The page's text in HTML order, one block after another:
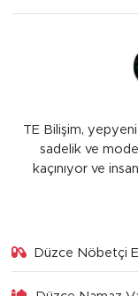
TE Bilişim,
sadelik ve
kaçınıyor ve
Düzce Nöbetçi